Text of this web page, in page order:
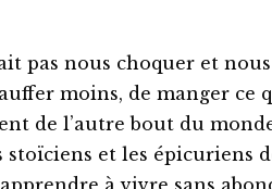
pas nous choquer et
moins, de manger ce
de l’autre bout du
et les épicuriens
à vivre sans